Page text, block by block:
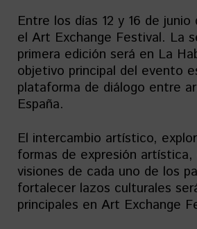
Entre los días 12 y 16 de
el Art Exchange Festival. La
primera edición será en La
objetivo principal del evento
plataforma de diálogo entre
España.
El intercambio artístico,
formas de expresión
visiones de cada uno de los
fortalecer lazos culturales
principales en Art Exchange